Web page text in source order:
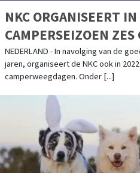
NKC ORGANISEERT
CAMPERSEIZOEN ZES
CAMPERWEEGDAGEN
NEDERLAND - In navolging van de
jaren, organiseert de NKC ook in
camperweegdagen. Onder [...]